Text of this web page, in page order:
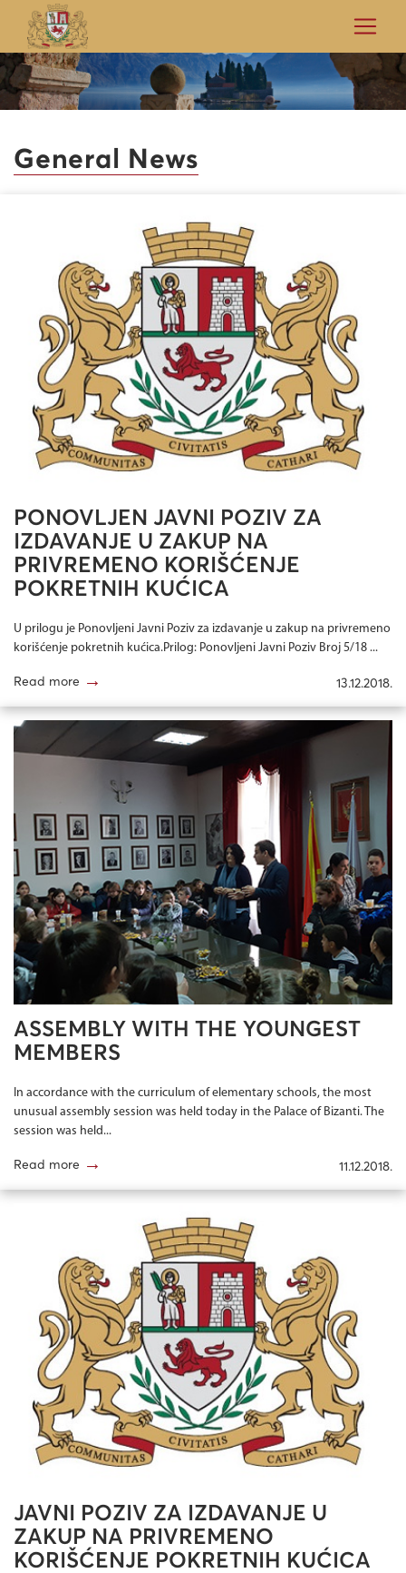
General News
PONOVLJEN JAVNI POZIV ZA
IZDAVANJE U ZAKUP NA
PRIVREMENO KORIŠĆENJE
POKRETNIH KUĆICA
U prilogu je Ponovljeni Javni Poziv za izdavanje u zakup na privremeno
korišćenje pokretnih kućica.Prilog: Ponovljeni Javni Poziv Broj 5/18 ...
Read more → 13.12.2018.
ASSEMBLY WITH THE YOUNGEST
MEMBERS
In accordance with the curriculum of elementary schools, the most
unusual assembly session was held today in the Palace of Bizanti. The
session was held...
Read more → 11.12.2018.
JAVNI POZIV ZA IZDAVANJE U
ZAKUP NA PRIVREMENO
KORIŠĆENJE POKRETNIH KUĆICA